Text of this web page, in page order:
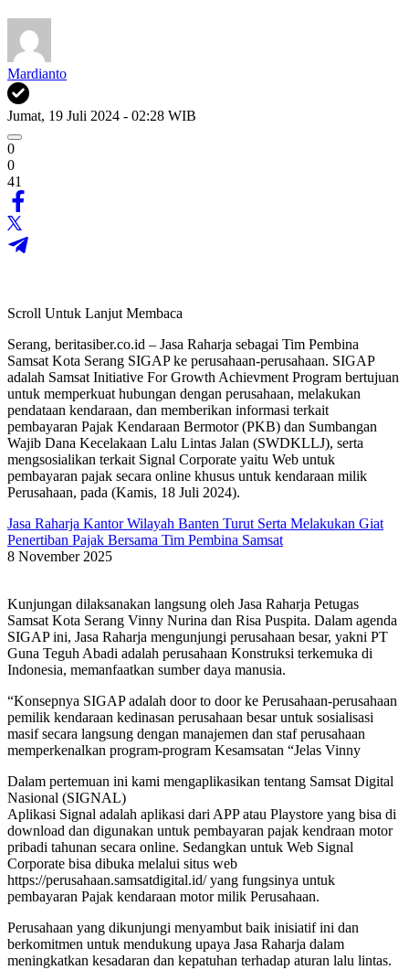
Mardianto
Jumat, 19 Juli 2024 - 02:28 WIB
0
0
41
Scroll Untuk Lanjut Membaca
Serang, beritasiber.co.id – Jasa Raharja sebagai Tim Pembina
Samsat Kota Serang SIGAP ke perusahaan-perusahaan. SIGAP
adalah Samsat Initiative For Growth Achievment Program bertujuan
untuk memperkuat hubungan dengan perusahaan, melakukan
pendataan kendaraan, dan memberikan informasi terkait
pembayaran Pajak Kendaraan Bermotor (PKB) dan Sumbangan
Wajib Dana Kecelakaan Lalu Lintas Jalan (SWDKLLJ), serta
mengsosialikan terkait Signal Corporate yaitu Web untuk
pembayaran pajak secara online khusus untuk kendaraan milik
Perusahaan, pada (Kamis, 18 Juli 2024).
Jasa Raharja Kantor Wilayah Banten Turut Serta Melakukan Giat
Penertiban Pajak Bersama Tim Pembina Samsat
8 November 2025
Kunjungan dilaksanakan langsung oleh Jasa Raharja Petugas
Samsat Kota Serang Vinny Nurina dan Risa Puspita. Dalam agenda
SIGAP ini, Jasa Raharja mengunjungi perusahaan besar, yakni PT
Guna Teguh Abadi adalah perusahaan Konstruksi terkemuka di
Indonesia, memanfaatkan sumber daya manusia.
“Konsepnya SIGAP adalah door to door ke Perusahaan-perusahaan
pemilik kendaraan kedinasan perusahaan besar untuk sosialisasi
masif secara langsung dengan manajemen dan staf perusahaan
memperkenalkan program-program Kesamsatan “Jelas Vinny
Dalam pertemuan ini kami mengaplikasikan tentang Samsat Digital
Nasional (SIGNAL)
Aplikasi Signal adalah aplikasi dari APP atau Playstore yang bisa di
download dan digunakan untuk pembayaran pajak kendraan motor
pribadi tahunan secara online. Sedangkan untuk Web Signal
Corporate bisa dibuka melalui situs web
https://perusahaan.samsatdigital.id/ yang fungsinya untuk
pembayaran Pajak kendaraan motor milik Perusahaan.
Perusahaan yang dikunjungi menyambut baik inisiatif ini dan
berkomitmen untuk mendukung upaya Jasa Raharja dalam
meningkatkan kesadaran dan kepatuhan terhadap aturan lalu lintas.